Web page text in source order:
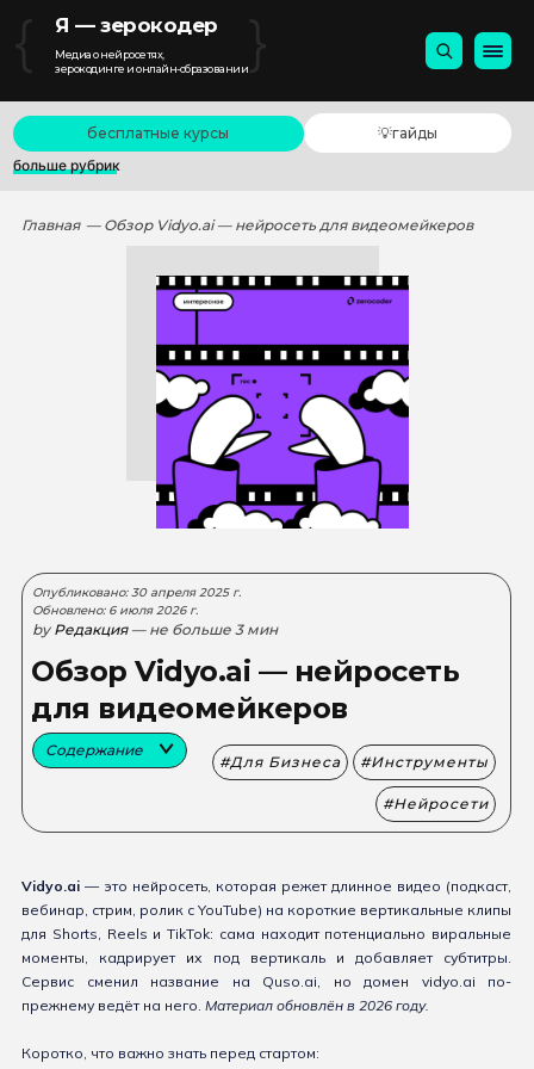
{ Я — зерокодер
Медиа о нейросетях,
зерокодинге и онлайн-образовании}
бесплатные курсы
💡гайды
больше рубрик
Главная — Обзор Vidyo.ai — нейросеть для видеомейкеров
Опубликовано: 30 апреля 2025 г.
Обновлено: 6 июля 2026 г.
by Редакция — не больше 3 мин
Обзор Vidyo.ai — нейросеть
для видеомейкеров
Содержание
Для Бизнеса Инструменты
Нейросети
Vidyo.ai — это нейросеть, которая режет длинное видео (подкаст,
вебинар, стрим, ролик с YouTube) на короткие вертикальные клипы
для Shorts, Reels и TikTok: сама находит потенциально виральные
моменты, кадрирует их под вертикаль и добавляет субтитры.
Сервис сменил название на Quso.ai, но домен vidyo.ai по-
прежнему ведёт на него. Материал обновлён в 2026 году.
Коротко, что важно знать перед стартом: